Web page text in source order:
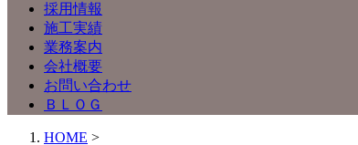
採用情報
施工実績
業務案内
会社概要
お問い合わせ
ＢＬＯＧ
HOME >